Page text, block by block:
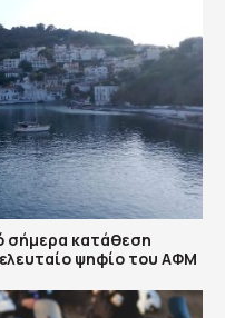
σήμερα κατάθεση
ψηφίο του ΑΦΜ